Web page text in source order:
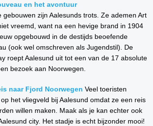
en het avontuur
gebouwen zijn Aalesunds trots. Ze ademen Art
vreemd, want na een hevige brand in 1904
opgebouwd in de destijds beoefende
(ook wel omschreven als Jugendstil). De
roept Aalesund uit tot een van de 17 absolute
bezoek aan Noorwegen.
naar Fjord Noorwegen Veel toeristen
het vliegveld bij Aalesund omdat ze een reis
willen maken. Maak als je kan echter ook
city. Het stadje is echt bijzonder mooi!